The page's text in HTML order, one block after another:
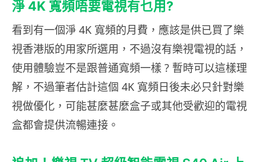
淨 4K 寬頻唔要電視有乜用?
看到有一個淨 4K 寬頻的月費，應該是供已買了樂
視香港版的用家所選用，不過沒有樂視電視的話，
使用體驗豈不是跟普通寬頻一樣 ? 暫時可以這樣理
解，不過筆者估計這個 4K 寬頻日後未必只針對樂
視做優化，可能甚麼甚麼盒子或其他受歡迎的電視
盒都會提供流暢連接。